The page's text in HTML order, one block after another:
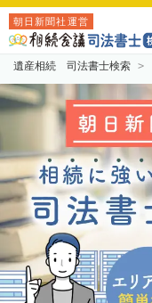
朝日新聞社運営
遺産相続 司法書士検索